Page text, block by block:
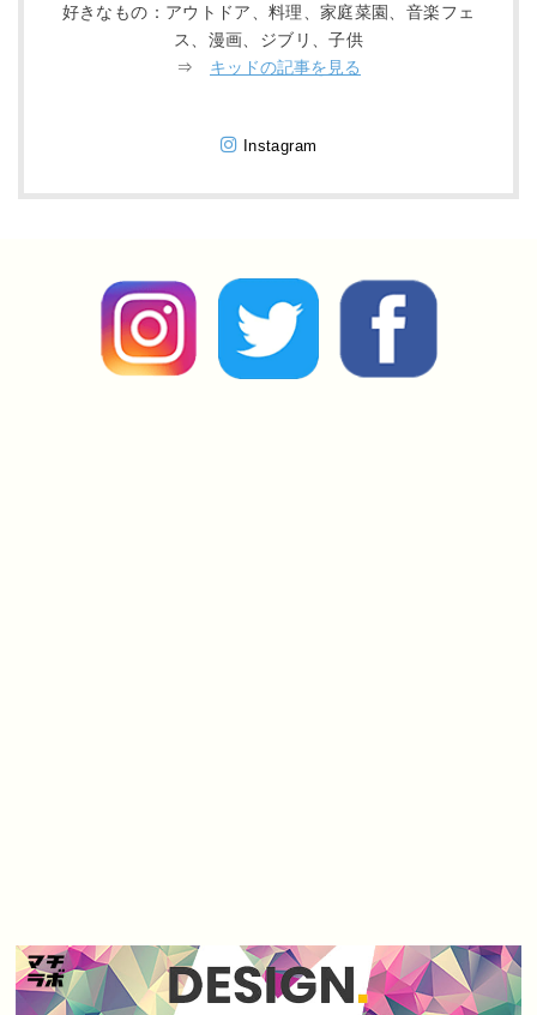
好きなもの：アウトドア、料理、家庭菜園、音楽フェ
ス、漫画、ジブリ、子供
⇒ キッドの記事を見る
Instagram